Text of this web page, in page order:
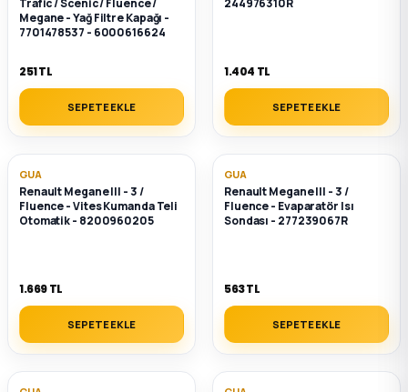
Trafic / Scenic / Fluence /
Megane - Yağ Filtre Kapağı -
7701478537 - 6000616624
251 TL
SEPETE EKLE
244976310R
1.404 TL
SEPETE EKLE
GUA
Renault Megane III - 3 /
Fluence - Vites Kumanda Teli
Otomatik - 8200960205
1.669 TL
SEPETE EKLE
GUA
Renault Megane III - 3 /
Fluence - Evaparatör Isı
Sondası - 277239067R
563 TL
SEPETE EKLE